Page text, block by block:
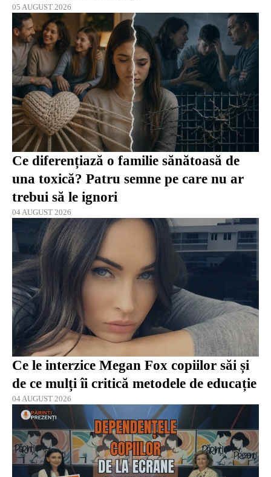
05 AUGUST 2026
Ce diferențiază o familie sănătoasă de
una toxică? Patru semne pe care nu ar
trebui să le ignori
04 AUGUST 2026
Ce le interzice Megan Fox copiilor săi și
de ce mulți îi critică metodele de educație
04 AUGUST 2026